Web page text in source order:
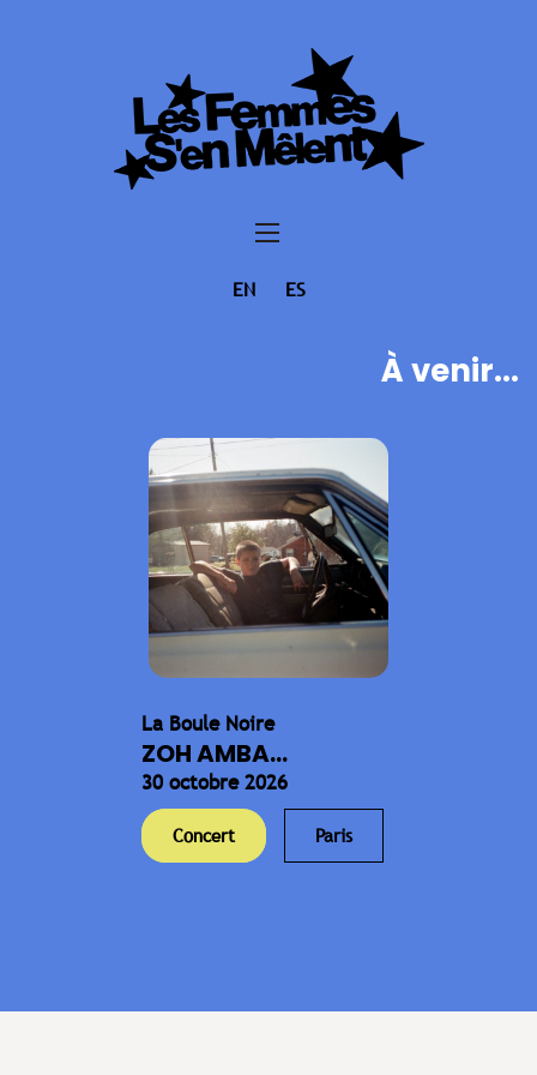
EN ES
À venir...
La Boule Noire
ZOH AMBA...
30 octobre 2026
Concert Paris